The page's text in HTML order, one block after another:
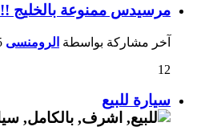
مرسيدس ممنوعة بالخليج !!
آخر مشاركة بواسطة الرومنسى
12
سيارة للبيع